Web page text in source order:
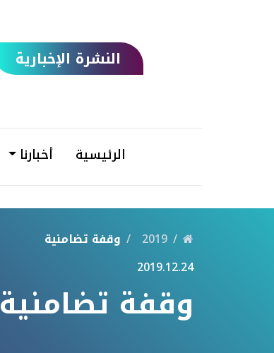
النشرة الإخبارية
الرئيسية أخبارنا
2019
وقفة تضامنية
2019.12.24
وقفة تضامنية